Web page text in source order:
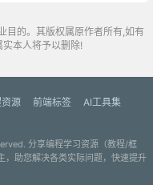
目的。其版权属原作者所有,如有
本人将予以删除!
源 前端标签
AI工具集